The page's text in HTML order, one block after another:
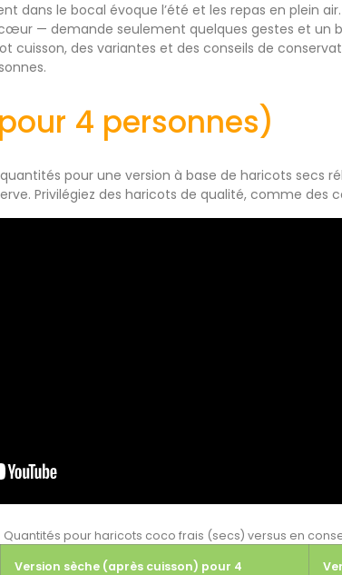
dans le bocal évoque l’été et les repas en plein
— demande seulement quelques gestes et un
cuisson, des variantes et des conseils de
4 personnes)
pour une version à base de haricots secs
Privilégiez des haricots de qualité, comme des
Quantités pour haricots coco frais (secs) versus en
Version sèche (après cuisson) pour 4